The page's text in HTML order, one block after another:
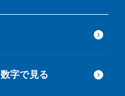
数字で見る